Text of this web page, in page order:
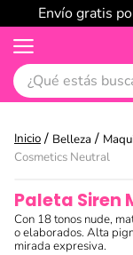
Envío gratis
¿Qué estás
Belleza
Cosmetics Neutral
Paleta Siren
Con 18 tonos nude,
o elaborados. Alta
mirada expresiva.